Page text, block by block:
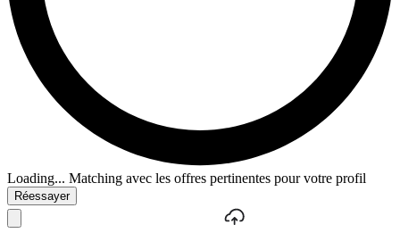
Loading... Matching avec les offres pertinentes pour votre profil
Réessayer